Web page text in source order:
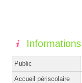
Informations
Public
Accueil périscolaire